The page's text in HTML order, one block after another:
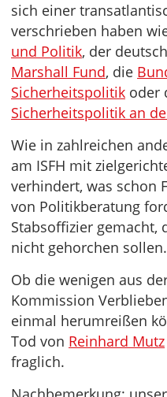
sich einer
verschrieben haben
und Politik, der
Marshall Fund, die
Sicherheitspolitik oder
Sicherheitspolitik an
Wie in zahlreichen
am ISFH mit
verhindert, was schon
von Politikberatung
Stabsoffizier gemacht,
nicht gehorchen sollen.
Ob die wenigen aus
Kommission
einmal herumreißen
Tod von Reinhard Mutz
fraglich.